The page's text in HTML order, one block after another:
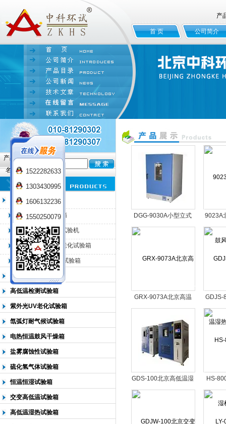
北京中科环试仪器有限公司
产
首 页 公司简介
产品
名:
臭氧老化试验箱
QL-100臭氧老化箱
QL-225臭氧老化试验机
QL-500动态臭氧老化试验箱
QL-0*型臭氧老化试验箱
低温恒温试验箱
高低温检测试验箱
紫外光UV老化试验箱
氙弧灯耐气候试验箱
电热恒温鼓风干燥箱
盐雾腐蚀性试验箱
硫化氢气体试验箱
恒温恒湿试验箱
交变高低温试验箱
高低温湿热试验箱
DGG-9030A小型立式
鼓风干燥箱价格
9023A
风
GRX-9073A北京高温
消毒箱
GDJS-
湿热
GDS-100北京高低温湿
热试验箱
HS-
1522282633
1303430995
1606132236
1550250079